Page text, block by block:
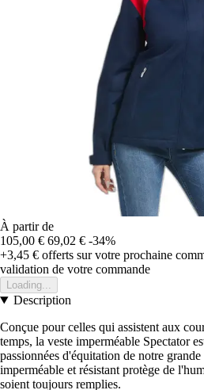
À partir de
105,00 € 69,02 € -34%
+3,45 € offerts sur votre prochaine
validation de votre commande
Loading...
Description
Conçue pour celles qui assistent aux
temps, la veste imperméable Spectator
passionnées d'équitation de notre
imperméable et résistant protège de
soient toujours remplies.